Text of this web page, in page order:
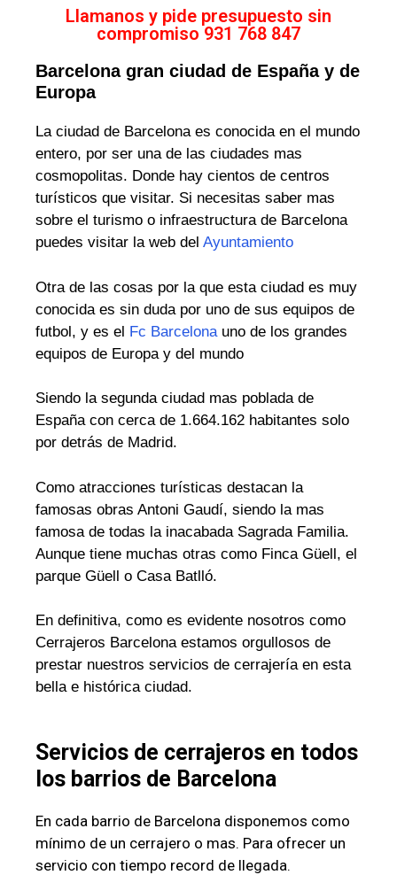
Llamanos y pide presupuesto sin
compromiso 931 768 847
Barcelona gran ciudad de España y de
Europa
La ciudad de Barcelona es conocida en el mundo
entero, por ser una de las ciudades mas
cosmopolitas. Donde hay cientos de centros
turísticos que visitar. Si necesitas saber mas
sobre el turismo o infraestructura de Barcelona
puedes visitar la web del Ayuntamiento
Otra de las cosas por la que esta ciudad es muy
conocida es sin duda por uno de sus equipos de
futbol, y es el Fc Barcelonauno de los grandes
equipos de Europa y del mundo
Siendo la segunda ciudad mas poblada de
España con cerca de 1.664.162 habitantes solo
por detrás de Madrid.
Como atracciones turísticas destacan la
famosas obras Antoni Gaudí, siendo la mas
famosa de todas la inacabada Sagrada Familia.
Aunque tiene muchas otras como Finca Güell, el
parque Güell o Casa Batlló.
En definitiva, como es evidente nosotros como
Cerrajeros Barcelona estamos orgullosos de
prestar nuestros servicios de cerrajería en esta
bella e histórica ciudad.
Servicios de cerrajeros en todos
los barrios de Barcelona
En cada barrio de Barcelona disponemos como
mínimo de un cerrajero o mas. Para ofrecer un
servicio con tiempo record de llegada.